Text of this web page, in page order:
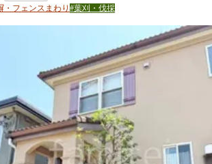
・フェンスまわり #葉刈・伐採